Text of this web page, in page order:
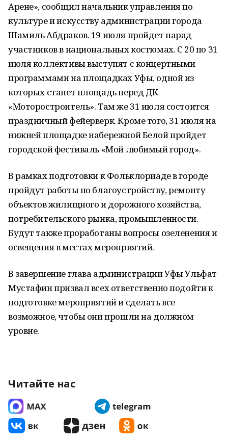
Арене», сообщил начальник управления по
культуре и искусству администрации города
Шамиль Абдраков. 19 июля пройдет парад
участников в национальных костюмах. С 20 по 31
июля коллективы выступят с концертными
программами на площадках Уфы, одной из
которых станет площадь перед ДК
«Моторостроитель». Там же 31 июля состоится
праздничный фейерверк. Кроме того, 31 июля на
нижней площадке набережной Белой пройдет
городской фестиваль «Мой любимый город».
В рамках подготовки к Фольклориаде в городе
пройдут работы по благоустройству, ремонту
объектов жилищного и дорожного хозяйства,
потребительского рынка, промышленности.
Будут также проработаны вопросы озеленения и
освещения в местах мероприятий.
В завершение глава администрации Уфы Ульфат
Мустафин призвал всех ответственно подойти к
подготовке мероприятий и сделать все
возможное, чтобы они прошли на должном
уровне.
Читайте нас